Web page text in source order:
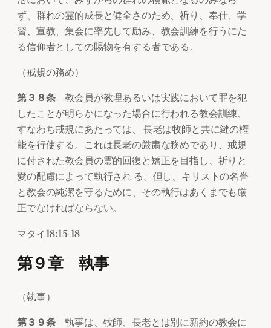
ず、群れの霊的成長と健全さのため、祈り、奉仕、学
習、宣教、集会に率先して励み、教会訓練を行うにた
る信仰者としての賜物を有する者である。
（戒規の務め）
第３８条教会員が教理あるいは実践において罪を犯
したことが明らかになった場合に行われる教会訓練、
すなわち戒規にあたっては、 長老は牧師と共に鍵の権
能を行使する。これは長老の厳粛な務めであり、戒規
に付された教会員の霊的回復と矯正を目指し、祈りと
愛の配慮によって執行され る。但し、キリストの名誉
と教会の純潔を守るために、その執行はあくまでも厳
正でなければならない。
マタイ18:15-18
第９章 執事
（執事）
第３９条執事は、牧師、長老とは別に新約の教会に